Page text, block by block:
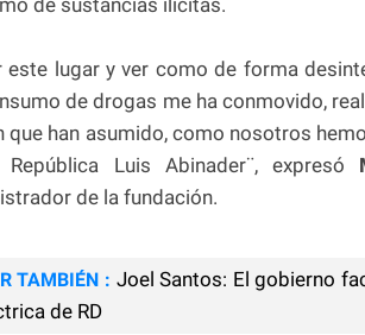
este lugar y ver como de forma
de drogas me ha conmovido,
que han asumido, como nosotros
Luis Abinader¨, expresó
de la fundación.
TAMBIÉN : Joel Santos: El gobierno
de RD